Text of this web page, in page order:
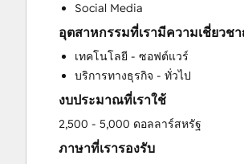
Social Media
อุตสาหกรรมที่เรามีความเชี่ยวช
เทคโนโลยี - ซอฟต์แวร์
บริการทางธุรกิจ - ทั่วไป
งบประมาณที่เราใช้
2,500 - 5,000 ดอลลาร์สหรัฐ
ภาษาที่เรารองรับ